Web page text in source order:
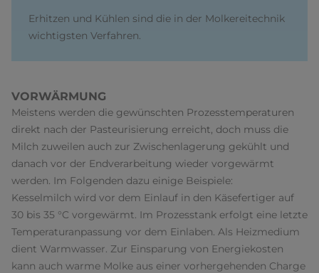
Erhitzen und Kühlen sind die in der Molkereitechnik
wichtigsten Verfahren.
VORWÄRMUNG
Meistens werden die gewünschten Prozesstemperaturen
direkt nach der Pasteurisierung erreicht, doch muss die
Milch zuweilen auch zur Zwischenlagerung gekühlt und
danach vor der Endverarbeitung wieder vorgewärmt
werden. Im Folgenden dazu einige Beispiele:
Kesselmilch wird vor dem Einlauf in den Käsefertiger auf
30 bis 35 °C vorgewärmt. Im Prozesstank erfolgt eine letzte
Temperaturanpassung vor dem Einlaben. Als Heizmedium
dient Warmwasser. Zur Einsparung von Energiekosten
kann auch warme Molke aus einer vorhergehenden Charge